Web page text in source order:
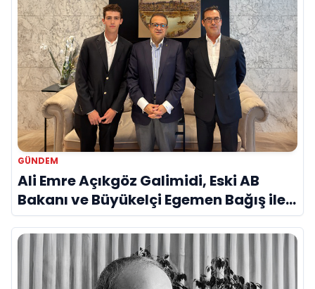
GÜNDEM
Ali Emre Açıkgöz Galimidi, Eski AB
Bakanı ve Büyükelçi Egemen Bağış ile
Bir Araya Geldi